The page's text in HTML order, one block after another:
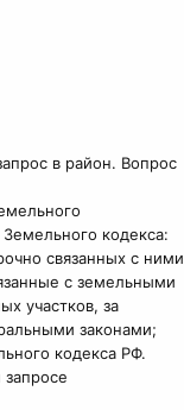
в район. Вопрос
Земельного кодекса:
связанных с ними
с земельными
участков, за
законами;
кодекса РФ.
запросе